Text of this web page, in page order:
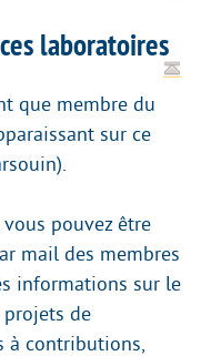
laboratoires
que membre du
sur ce
pouvez être
mail des membres
informations sur le
projets de
à contributions,